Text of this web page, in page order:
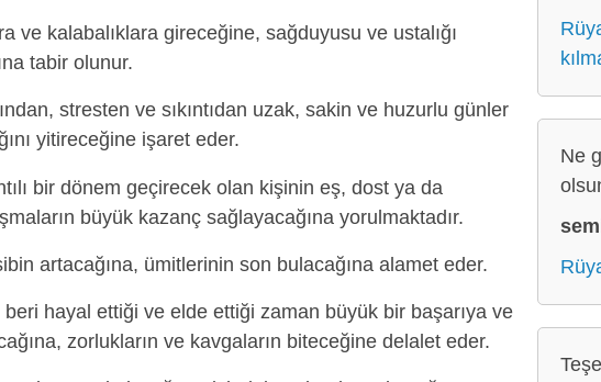
ve kalabalıklara gireceğine, sağduyusu ve ustalığı
tabir olunur.
stresten ve sıkıntıdan uzak, sakin ve huzurlu günler
yitireceğine işaret eder.
bir dönem geçirecek olan kişinin eş, dost ya da
büyük kazanç sağlayacağına yorulmaktadır.
artacağına, ümitlerinin son bulacağına alamet eder.
hayal ettiği ve elde ettiği zaman büyük bir başarıya ve
zorlukların ve kavgaların biteceğine delalet eder.
Ne